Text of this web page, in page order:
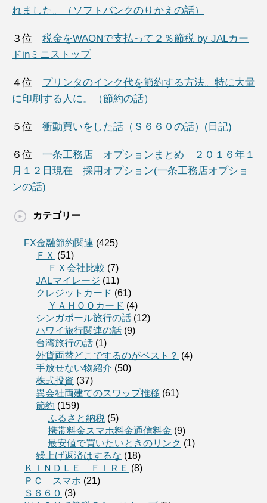
れました。（ソフトバンクのりかえの話）
３位 税金をWAONで支払って２％節税 by JALカー
ドinミニストップ
４位 プリンタのインク代を節約する方法。特に大量
に印刷する人に。（節約の話）
５位 衝動買いをした話（Ｓ６６０の話）(日記)
６位 一条工務店 オプションまとめ ２０１６年１
月１２日現在 採用オプション(一条工務店オプショ
ンの話)
カテゴリー
FX金融節約関連 (425)
ＦＸ (51)
ＦＸ会社比較 (7)
JALマイレージ (11)
クレジットカード (61)
ＹＡＨＯＯカード (4)
シンガポール旅行の話 (12)
ハワイ旅行関連の話 (9)
台湾旅行の話 (1)
外貨両替どこでするのがベスト？ (4)
手放せない物紹介 (50)
株式投資 (37)
異会社両建てのスワップ推移 (61)
節約 (159)
ふるさと納税 (5)
携帯料金スマホ料金通信料金 (9)
最安値で買いたいときのリンク (1)
繰上げ返済はするな (18)
ＫＩＮＤＬＥ ＦＩＲＥ (8)
ＰＣ スマホ (21)
Ｓ６６０ (3)